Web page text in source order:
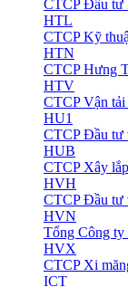
CTCP Đầu tư
HTL
CTCP Kỹ
HTN
CTCP Hưng
HTV
CTCP Vận tải
HU1
CTCP Đầu tư
HUB
CTCP Xây
HVH
CTCP Đầu tư
HVN
Tổng Công
HVX
CTCP Xi
ICT